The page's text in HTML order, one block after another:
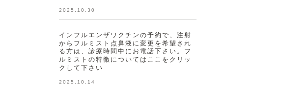
2025.10.30
インフルエンザワクチンの予約で、注射
からフルミスト点鼻液に変更を希望され
る方は、診療時間中にお電話下さい。フ
ルミストの特徴についてはここをクリッ
クして下さい
2025.10.14